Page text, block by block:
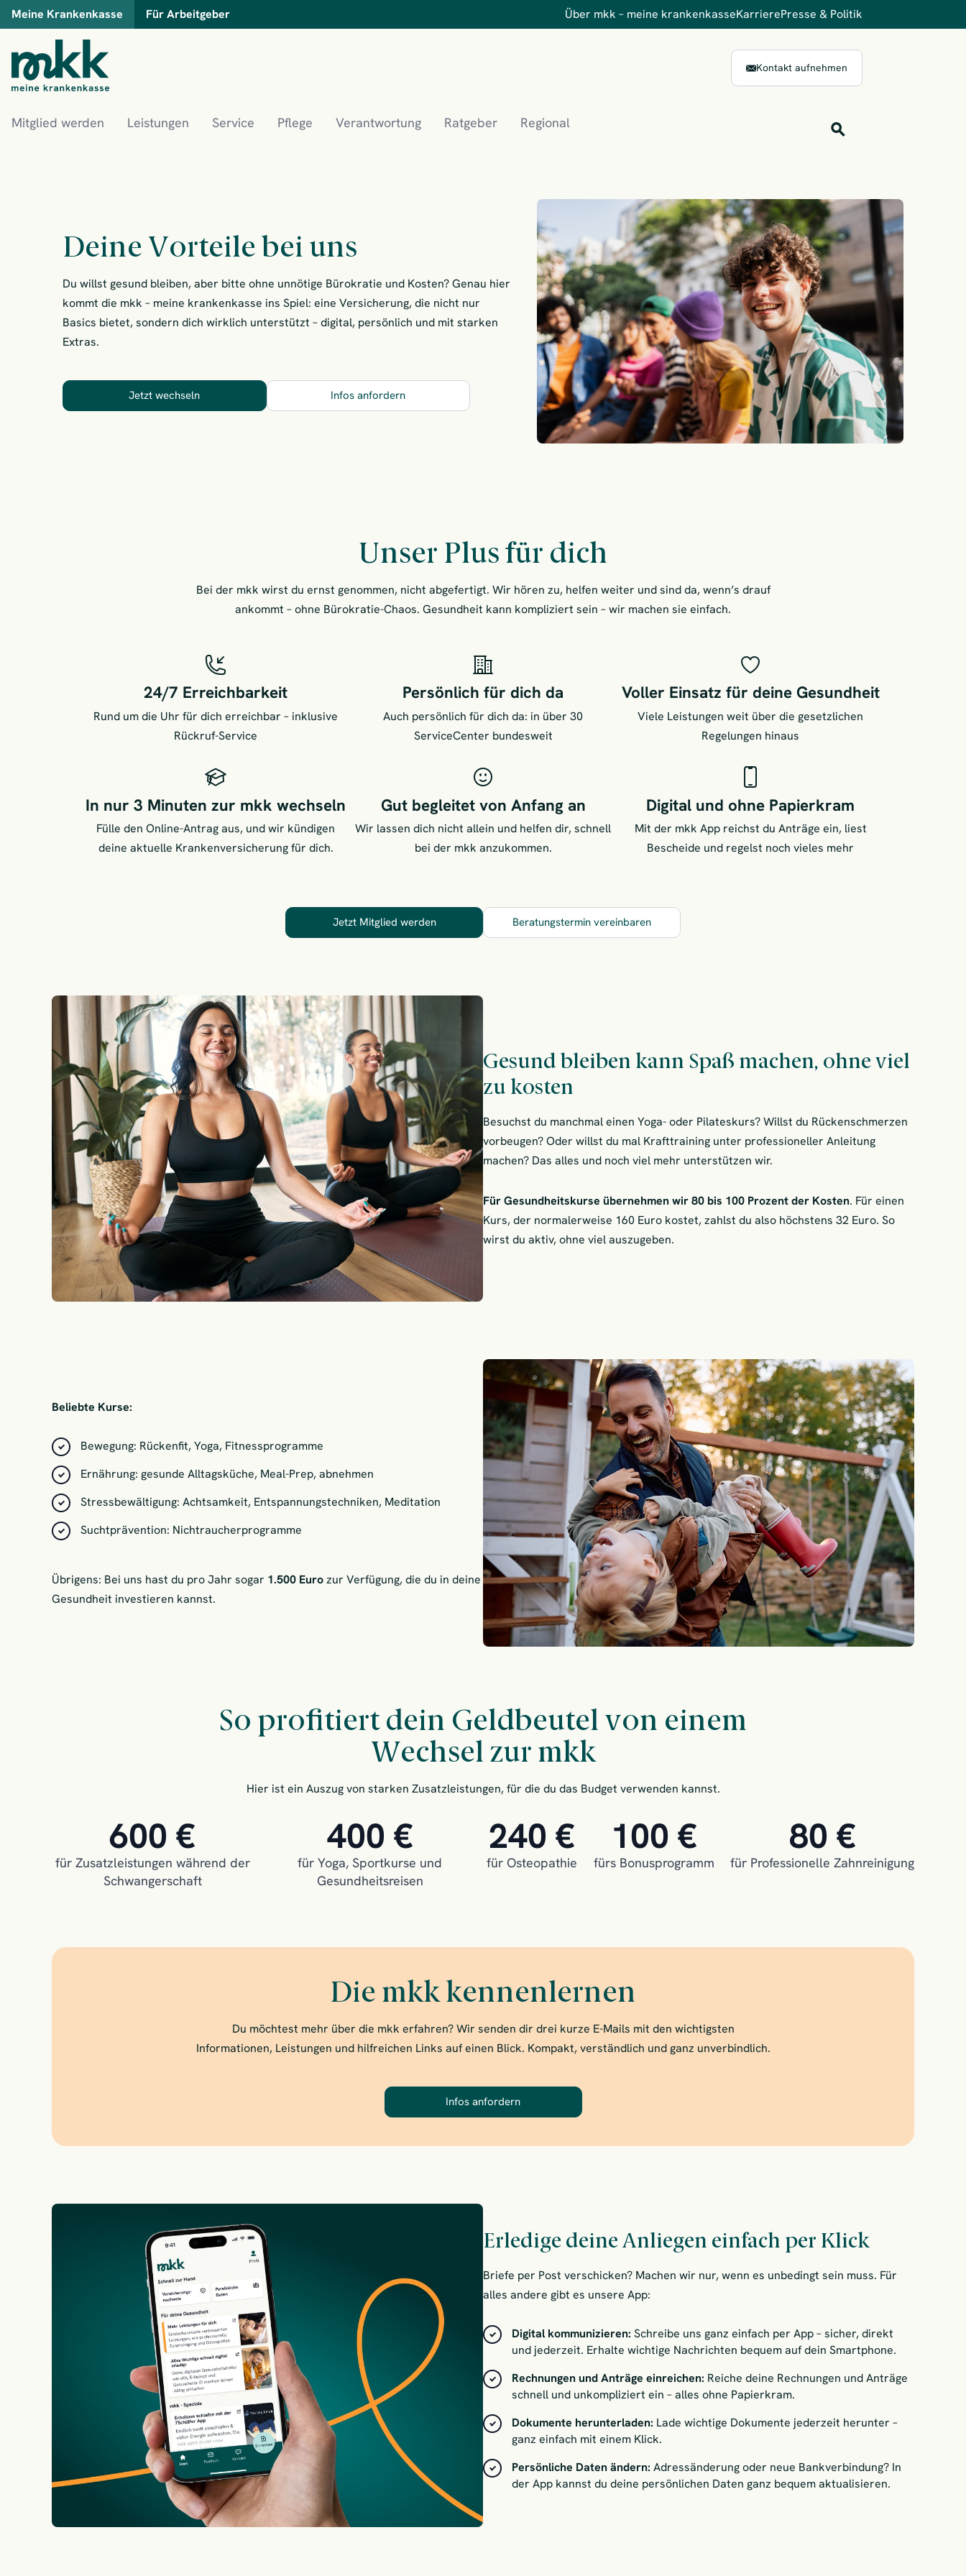
Meine Krankenkasse Für Arbeitgeber Über mkk – meine krankenkasseKarrierePresse & Politik
Kontakt aufnehmen
Finden
Mitglied werden Leistungen Service Pflege Verantwortung Ratgeber Regional
Deine Vorteile bei uns
Du willst gesund bleiben, aber bitte ohne unnötige Bürokratie und Kosten? Genau hier
kommt die mkk – meine krankenkasse ins Spiel: eine Versicherung, die nicht nur
Basics bietet, sondern dich wirklich unterstützt – digital, persönlich und mit starken
Extras.
Jetzt wechseln Infos anfordern
Unser Plus für dich
Bei der mkk wirst du ernst genommen, nicht abgefertigt. Wir hören zu, helfen weiter und sind da, wenn’s drauf
ankommt – ohne Bürokratie-Chaos. Gesundheit kann kompliziert sein – wir machen sie einfach.
24/7 Erreichbarkeit
Rund um die Uhr für dich erreichbar – inklusive
Rückruf-Service
Persönlich für dich da
Auch persönlich für dich da: in über 30
ServiceCenter bundesweit
Voller Einsatz für deine Gesundheit
Viele Leistungen weit über die gesetzlichen
Regelungen hinaus
In nur 3 Minuten zur mkk wechseln
Fülle den Online-Antrag aus, und wir kündigen
deine aktuelle Krankenversicherung für dich.
Gut begleitet von Anfang an
Wir lassen dich nicht allein und helfen dir, schnell
bei der mkk anzukommen.
Digital und ohne Papierkram
Mit der mkk App reichst du Anträge ein, liest
Bescheide und regelst noch vieles mehr
Jetzt Mitglied werden Beratungstermin vereinbaren
Gesund bleiben kann Spaß machen, ohne viel
zu kosten
Besuchst du manchmal einen Yoga- oder Pilateskurs? Willst du Rückenschmerzen
vorbeugen? Oder willst du mal Krafttraining unter professioneller Anleitung
machen? Das alles und noch viel mehr unterstützen wir.
Für Gesundheitskurse übernehmen wir80 bis 100 Prozent der Kosten. Für einen
Kurs, der normalerweise 160 Euro kostet, zahlst du also höchstens 32 Euro. So
wirst du aktiv, ohne viel auszugeben.
Beliebte Kurse:
Bewegung: Rückenfit, Yoga, Fitnessprogramme
Ernährung: gesunde Alltagsküche, Meal-Prep, abnehmen
Stressbewältigung: Achtsamkeit, Entspannungstechniken, Meditation
Suchtprävention: Nichtraucherprogramme
Übrigens: Bei uns hast du pro Jahr sogar 1.500 Eurozur Verfügung, die du in deine
Gesundheit investieren kannst.
So profitiert dein Geldbeutel von einem
Wechsel zur mkk
Hier ist ein Auszug von starken Zusatzleistungen, für die du das Budget verwenden kannst.
600 €
für Zusatzleistungen während der
Schwangerschaft
400 €
für Yoga, Sportkurse und
Gesundheitsreisen
240 €
für Osteopathie
100 €
fürs Bonusprogramm
80 €
für Professionelle Zahnreinigung
Die mkk kennenlernen
Du möchtest mehr über die mkk erfahren? Wir senden dir drei kurze E-Mails mit den wichtigsten
Informationen, Leistungen und hilfreichen Links auf einen Blick. Kompakt, verständlich und ganz unverbindlich.
Infos anfordern
Erledige deine Anliegen einfach per Klick
Briefe per Post verschicken? Machen wir nur, wenn es unbedingt sein muss. Für
alles andere gibt es unsere App:
Digital kommunizieren: Schreibe uns ganz einfach per App – sicher, direkt
und jederzeit. Erhalte wichtige Nachrichten bequem auf dein Smartphone.
Rechnungen und Anträge einreichen: Reiche deine Rechnungen und Anträge
schnell und unkompliziert ein – alles ohne Papierkram.
Dokumente herunterladen: Lade wichtige Dokumente jederzeit herunter –
ganz einfach mit einem Klick.
Persönliche Daten ändern: Adressänderung oder neue Bankverbindung? In
der App kannst du deine persönlichen Daten ganz bequem aktualisieren.